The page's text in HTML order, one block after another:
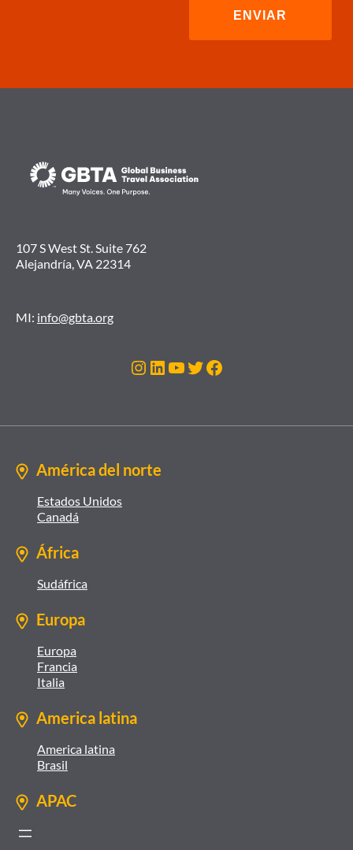
107 S West St. Suite 762
Alejandría, VA 22314
MI: info@gbta.org
Instagram
LinkedIn
YouTube
Twitter
Facebook
América del norte
Estados Unidos
Canadá
África
Sudáfrica
Europa
Europa
Francia
Italia
America latina
America latina
Brasil
APAC